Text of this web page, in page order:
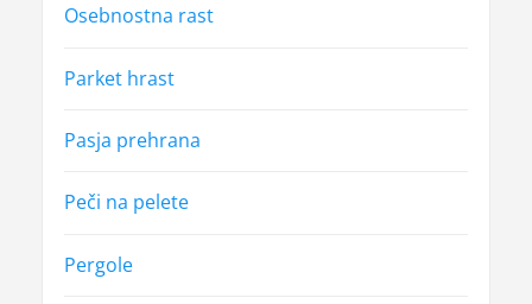
Osebnostna rast
Parket hrast
Pasja prehrana
Peči na pelete
Pergole